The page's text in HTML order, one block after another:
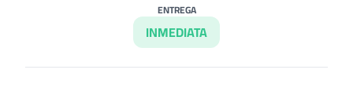
ENTREGA
INMEDIATA